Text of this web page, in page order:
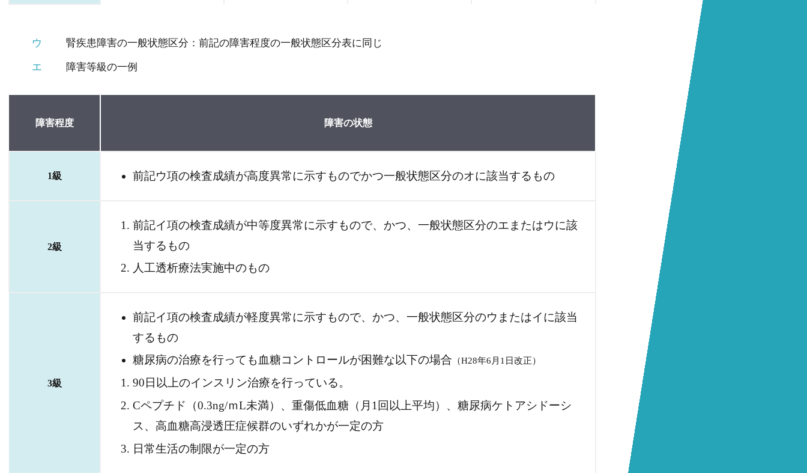
ウ 腎疾患障害の一般状態区分：前記の障害程度の一般状態区分表に同じ
エ 障害等級の一例
障害程度 障害の状態
1級 前記ウ項の検査成績が高度異常に示すものでかつ一般状態区分のオに該当するもの
2級
前記イ項の検査成績が中等度異常に示すもので、かつ、一般状態区分のエまたはウに該
当するもの
人工透析療法実施中のもの
3級
前記イ項の検査成績が軽度異常に示すもので、かつ、一般状態区分のウまたはイに該当
するもの
糖尿病の治療を行っても血糖コントロールが困難な以下の場合 （H28年6月1日改正）
90日以上のインスリン治療を行っている。
Cペプチド（0.3ng/ｍL未満）、重傷低血糖（月1回以上平均）、糖尿病ケトアシドーシ
ス、高血糖高浸透圧症候群のいずれかが一定の方
日常生活の制限が一定の方